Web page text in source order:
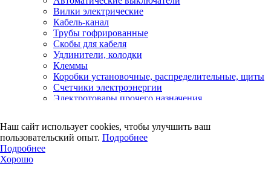
Вилки электрические
Кабель-канал
Трубы гофрированные
Скобы для кабеля
Удлинители, колодки
Клеммы
Коробки установочные, распределительные, щиты
Счетчики электроэнергии
Электротовары прочего назначения
Двери
Замки навесные
Наш сайт использует cookies, чтобы улучшить ваш
пользовательский опыт. Подробнее
Подробнее
Хорошо